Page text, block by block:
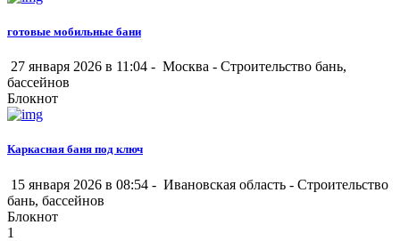
готовые мобильные бани
27 января 2026 в 11:04 - Москва - Строительство бань,
бассейнов
Блокнот
Каркасная баня под ключ
15 января 2026 в 08:54 - Ивановская область - Строительство
бань, бассейнов
Блокнот
1